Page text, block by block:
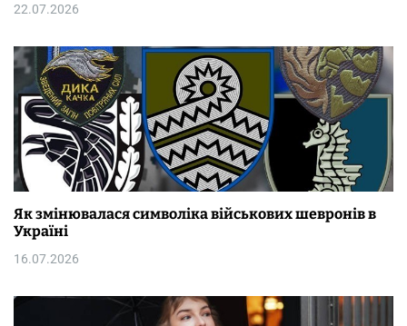
22.07.2026
Як змінювалася символіка військових шевронів в
Україні
16.07.2026